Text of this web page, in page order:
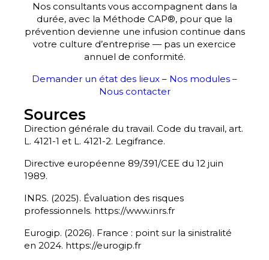
Nos consultants vous accompagnent dans la
durée, avec la Méthode CAP®, pour que la
prévention devienne une infusion continue dans
votre culture d’entreprise — pas un exercice
annuel de conformité.
Demander un état des lieux – Nos modules –
Nous contacter
Sources
Direction générale du travail. Code du travail, art.
L. 4121-1 et L. 4121-2. Legifrance.
Directive européenne 89/391/CEE du 12 juin
1989.
INRS. (2025). Évaluation des risques
professionnels. https://www.inrs.fr
Eurogip. (2026). France : point sur la sinistralité
en 2024. https://eurogip.fr